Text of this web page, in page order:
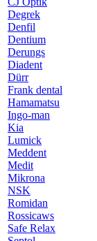
Degrek
Denfil
Dentium
Derungs
Diadent
Dürr
Frank dental
Hamamatsu
Ingo-man
Kia
Lumick
Meddent
Medit
Mikrona
NSK
Romidan
Rossicaws
Safe Relax